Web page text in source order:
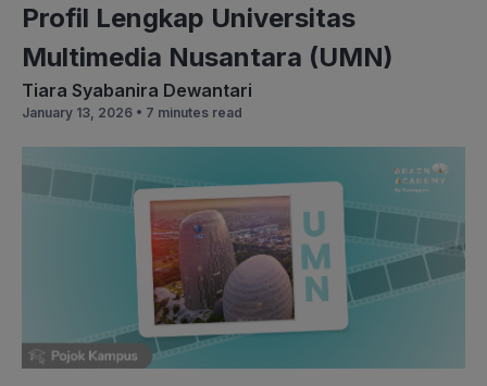
Profil Lengkap Universitas
Multimedia Nusantara (UMN)
Tiara Syabanira Dewantari
January 13, 2026 • 7 minutes read